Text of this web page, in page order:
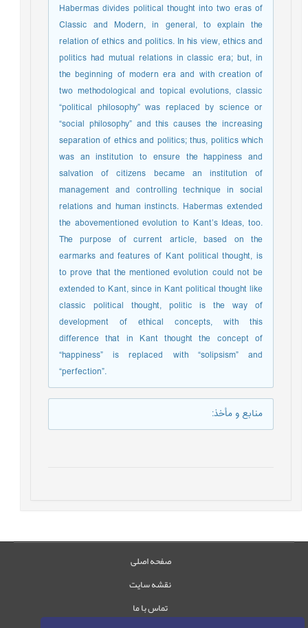
Habermas divides political thought into two eras of
Classic and Modern, in general, to explain the
relation of ethics and politics. In his view, ethics and
politics had mutual relations in classic era; but, in
the beginning of modern era and with creation of
two methodological and topical evolutions, classic
“political philosophy” was replaced by science or
“social philosophy” and this causes the increasing
separation of ethics and politics; thus, politics which
was an institution to ensure the happiness and
salvation of citizens became an institution of
management and controlling technique in social
relations and human instincts. Habermas extended
the abovementioned evolution to Kant’s Ideas, too.
The purpose of current article, based on the
earmarks and features of Kant political thought, is
to prove that the mentioned evolution could not be
extended to Kant, since in Kant political thought like
classic political thought, politic is the way of
development of ethical concepts, with this
difference that in Kant thought the concept of
“happiness” is replaced with “solipsism” and
“perfection”.
منابع و مأخذ:
صفحه اصلی
نقشه سایت
تماس با ما